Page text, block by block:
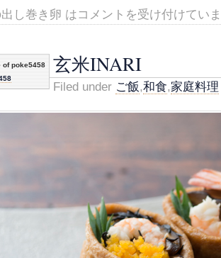
し巻き卵 はコメントを受け付けてい
玄米INARI
Filed under ご飯,和食,家庭料理